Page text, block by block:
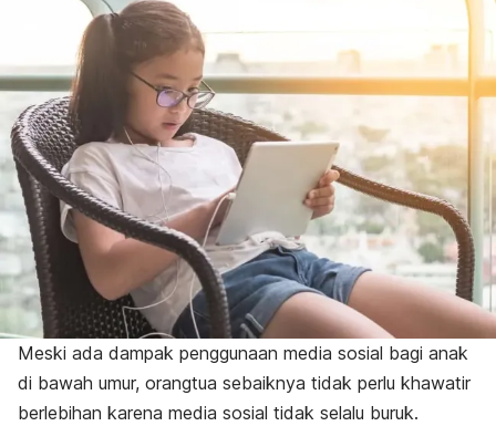
Meski ada dampak penggunaan media sosial bagi anak
di bawah umur, orangtua sebaiknya tidak perlu khawatir
berlebihan karena media sosial tidak selalu buruk.